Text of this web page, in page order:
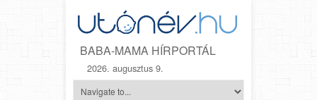
BABA-MAMA HÍRPORTÁL
2026. augusztus 9.